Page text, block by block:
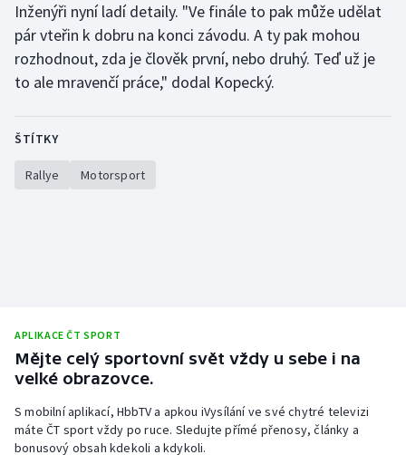
Triatlon
Veslování
Volejbal
Ostatní
Inženýři nyní ladí detaily. "Ve finále to pak může udělat
pár vteřin k dobru na konci závodu. A ty pak mohou
rozhodnout, zda je člověk první, nebo druhý. Teď už je
to ale mravenčí práce," dodal Kopecký.
ŠTÍTKY
Rallye Motorsport
APLIKACE ČT SPORT
Mějte celý sportovní svět vždy u sebe i na
velké obrazovce.
S mobilní aplikací, HbbTV a apkou iVysílání ve své chytré televizi
máte ČT sport vždy po ruce. Sledujte přímé přenosy, články a
bonusový obsah kdekoli a kdykoli.